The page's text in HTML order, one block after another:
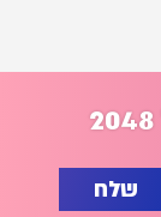
שלח